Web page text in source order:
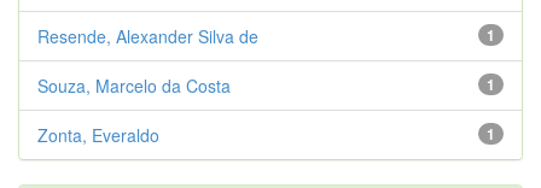
1
Resende, Alexander Silva de
1
Souza, Marcelo da Costa
1
Zonta, Everaldo